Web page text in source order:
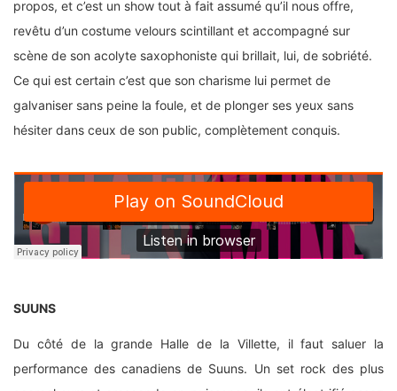
propos, et c’est un show tout à fait assumé qu’il nous offre,
revêtu d’un costume velours scintillant et accompagné sur
scène de son acolyte saxophoniste qui brillait, lui, de sobriété.
Ce qui est certain c’est que son charisme lui permet de
galvaniser sans peine la foule, et de plonger ses yeux sans
hésiter dans ceux de son public, complètement conquis.
SUUNS
Du côté de la grande Halle de la Villette, il faut saluer la
performance des canadiens de Suuns. Un set rock des plus